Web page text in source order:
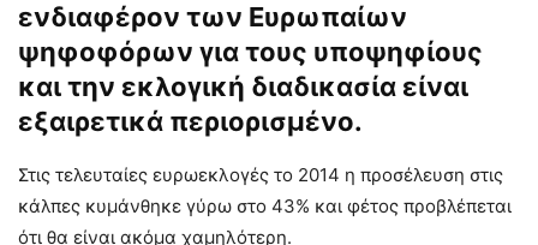
ενδιαφέρον των Ευρωπαίων
ψηφοφόρων για τους υποψηφίους
και την εκλογική διαδικασία είναι
εξαιρετικά περιορισμένο.
Στις τελευταίες ευρωεκλογές το 2014 η προσέλευση στις
κάλπες κυμάνθηκε γύρω στο 43% και φέτος προβλέπεται
ότι θα είναι ακόμα χαμηλότερη.